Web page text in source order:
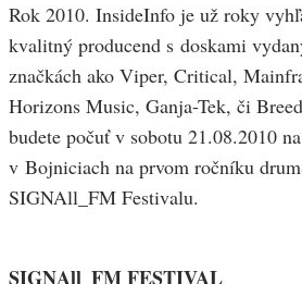
Rok 2010. InsideInfo je už roky
kvalitný producend s doskami
značkách ako Viper, Critical,
Horizons Music, Ganja-Tek, či
budete počuť v sobotu 21.08.2010
v Bojniciach na prvom ročníku
SIGNAll_FM Festivalu.
SIGNAll_FM FESTIVAL